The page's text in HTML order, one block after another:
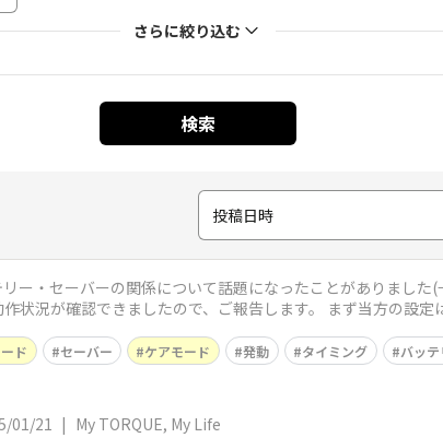
さらに絞り込む
検索
投稿日時
ー・セーバーの関係について話題になったことがありまし
、ご報告します。 まず当方の設定は以下の通りです。 ・バッテリーケアモ
ド セーバー ケアモード 発動 タイミング バッ
01/21 | My TORQUE, My Life